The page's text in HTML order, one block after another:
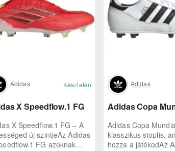
Adidas Készleten
X Speedflow.1 FG
X Speedflow.1 FG – A
új szintjeAz Adidas
FG azoknak
Adidas
Adidas Copa
Adidas Copa
klasszikus stoplis,
hozza a játékodAz